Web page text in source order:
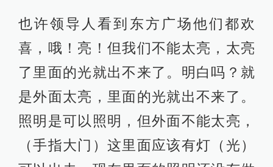
也许领导人看到东方广场他们都欢
喜，哦！亮！但我们不能太亮，太亮
了里面的光就出不来了。明白吗？就
是外面太亮，里面的光就出不来了。
照明是可以照明，但外面不能太亮，
（手指大门）这里面应该有灯（光）